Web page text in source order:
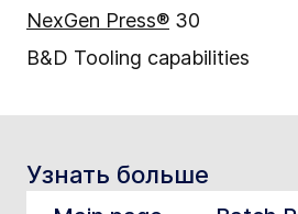
NexGen Press® 30
B&D Tooling capabilities
Узнать больше